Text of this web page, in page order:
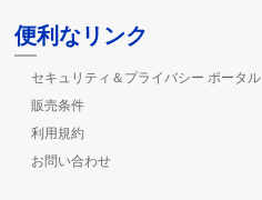
便利なリンク
セキュリティ＆プライバシー ポータル
販売条件
利用規約
お問い合わせ